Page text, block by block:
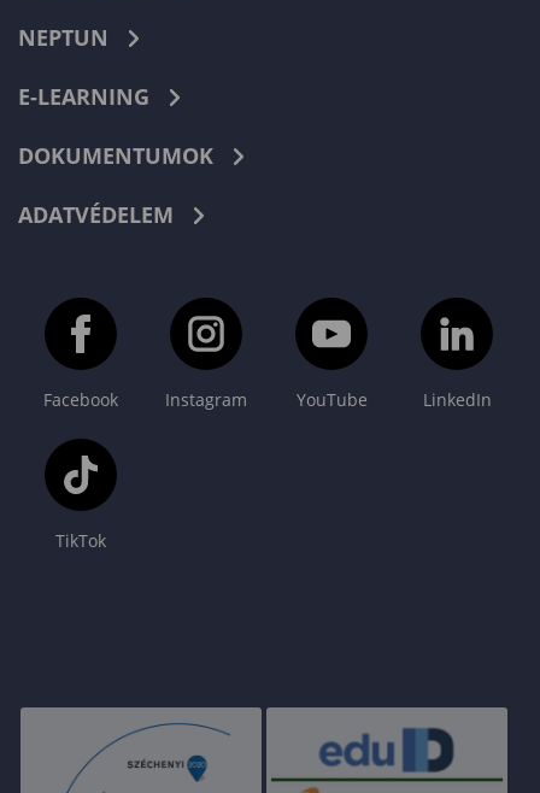
NEPTUN
E-LEARNING
DOKUMENTUMOK
ADATVÉDELEM
Facebook Instagram YouTube LinkedIn
TikTok